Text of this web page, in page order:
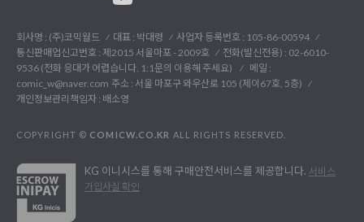
회사명 : (주)코믹월드 대표 : 박대령
사업자 등록번호 : 105-86-00594
통신판매업신고번호 : 제2015 서울마포 - 2009호
전화(발신전용) : 02-6010-
9536 (전화 응대가 어렵습니다. 1:1문의 이용해 주세요)
메일 :
comic_w@naver.com 주소 : 서울 마포구 와우산로 105 (제이67호, 5층)
개인정보관리책임자 : 배소영
COPYRIGHT © COMICW.CO.KR ALL RIGHTS RESERVED.
KG 이니시스를 통해 구매안전서비스를 제공합니다. 서비스
가입사실 확인